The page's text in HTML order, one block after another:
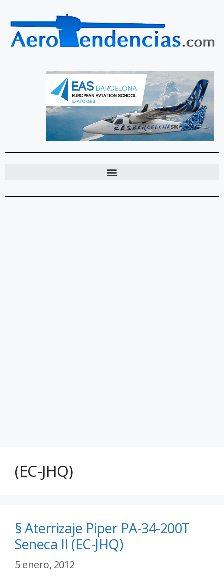
(EC-JHQ)
§ Aterrizaje Piper PA-34-200T
Seneca II (EC-JHQ)
5 enero, 2012